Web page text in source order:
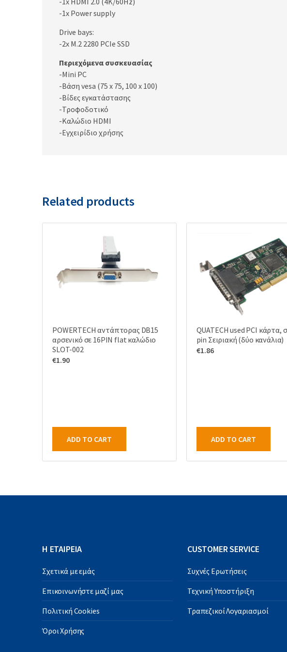
-1x Power supply
Drive bays:
-2x M.2 2280 PCIe SSD
Περιεχόμενα συσκευασίας
-Mini PC
-Βάση vesa (75 x 75, 100 x 100)
-Βίδες εγκατάστασης
-Τροφοδοτικό
-Καλώδιο HDMI
-Εγχειρίδιο χρήσης
Related products
POWERTECH αντάπτορας DB15
αρσενικό σε 16PIN flat καλώδιο
SLOT-002
€1.90
ADD TO CART
QUATECH used PCI κάρτα,
pin Σειριακή (δύο κανάλια)
€1.86
ADD TO CART
Η ΕΤΑΙΡΕΙΑ
Σχετικά με εμάς
Επικοινωνήστε μαζί μας
Πολιτική Cookies
Όροι Χρήσης
CUSTOMER SERVICE
Συχνές Ερωτήσεις
Τεχνική Υποστήριξη
Τραπεζικοί Λογαριασμοί